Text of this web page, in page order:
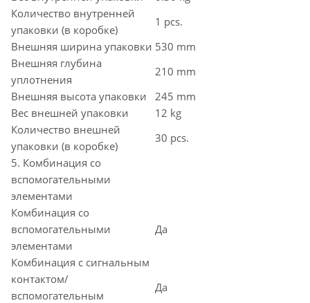
Количество внутренней
упаковки (в коробке)
1 pcs.
Внешняя ширина упаковки 530 mm
Внешняя глубина
уплотнения
210 mm
Внешняя высота упаковки
245 mm
Вес внешней упаковки
12 kg
Количество внешней
упаковки (в коробке)
30 pcs.
5. Комбинация со
вспомогательными
элементами
Комбинация со
вспомогательными
элементами
Да
Комбинация с сигнальным
контактом/
вспомогательным
Да